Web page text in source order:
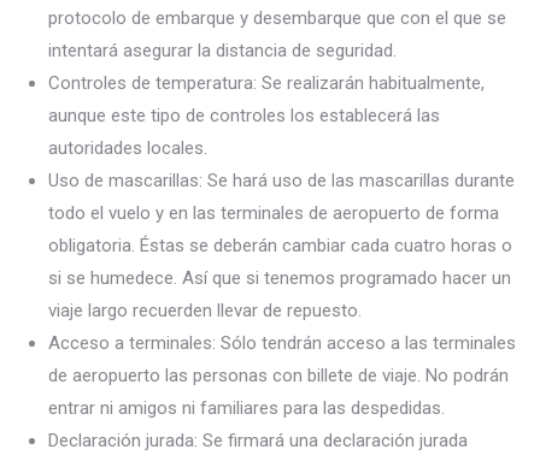
protocolo de embarque y desembarque que con el que se
intentará asegurar la distancia de seguridad.
Controles de temperatura: Se realizarán habitualmente,
aunque este tipo de controles los establecerá las
autoridades locales.
Uso de mascarillas: Se hará uso de las mascarillas durante
todo el vuelo y en las terminales de aeropuerto de forma
obligatoria. Éstas se deberán cambiar cada cuatro horas o
si se humedece. Así que si tenemos programado hacer un
viaje largo recuerden llevar de repuesto.
Acceso a terminales: Sólo tendrán acceso a las terminales
de aeropuerto las personas con billete de viaje. No podrán
entrar ni amigos ni familiares para las despedidas.
Declaración jurada: Se firmará una declaración jurada